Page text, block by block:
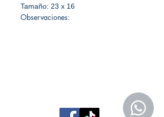
Tamaño: 23 x 16
Observaciones:
Librería Editorial Trilobites